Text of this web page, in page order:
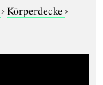
›Körperdecke›